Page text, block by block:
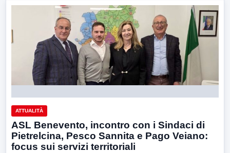
ATTUALITÀ
ASL Benevento, incontro con i Sindaci di
Pietrelcina, Pesco Sannita e Pago Veiano:
focus sui servizi territoriali